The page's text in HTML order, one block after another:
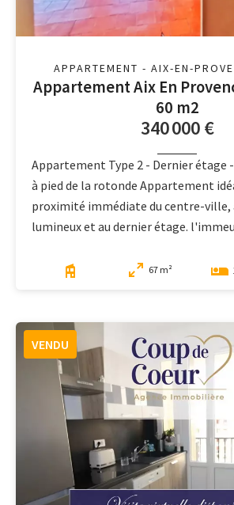
APPARTEMENT - AIX-EN-
Appartement Aix En
60 m2
340 000 €
Appartement Type 2 - Dernier étage
à pied de la rotonde Appartement
proximité immédiate du centre-ville,
lumineux et au dernier étage.
67 m²
VENDU